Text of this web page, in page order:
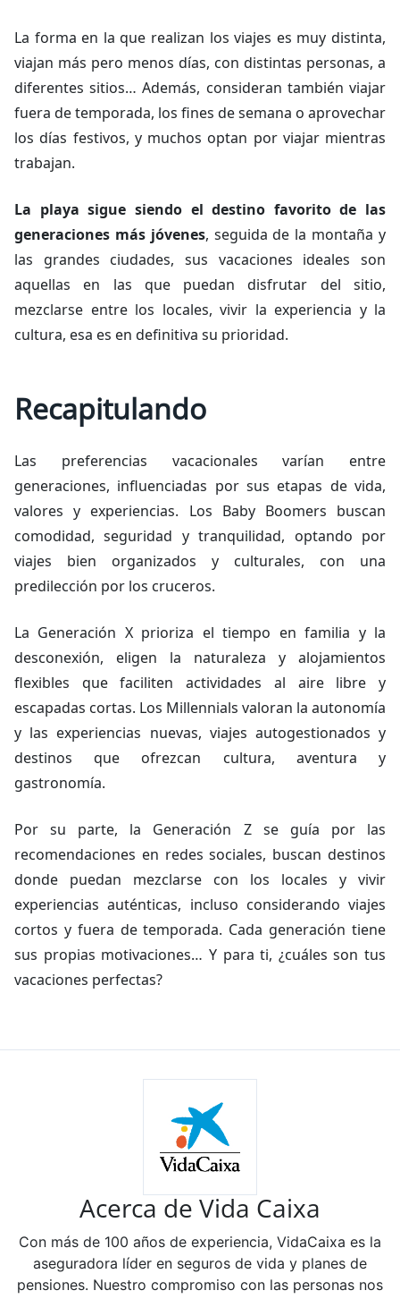
La forma en la que realizan los viajes es muy distinta,
viajan más pero menos días, con distintas personas, a
diferentes sitios… Además, consideran también viajar
fuera de temporada, los fines de semana o aprovechar
los días festivos, y muchos optan por viajar mientras
trabajan.
La playa sigue siendo el destino favorito de las
generaciones más jóvenes, seguida de la montaña y
las grandes ciudades, sus vacaciones ideales son
aquellas en las que puedan disfrutar del sitio,
mezclarse entre los locales, vivir la experiencia y la
cultura, esa es en definitiva su prioridad.
Recapitulando
Las preferencias vacacionales varían entre
generaciones, influenciadas por sus etapas de vida,
valores y experiencias. Los Baby Boomers buscan
comodidad, seguridad y tranquilidad, optando por
viajes bien organizados y culturales, con una
predilección por los cruceros.
La Generación X prioriza el tiempo en familia y la
desconexión, eligen la naturaleza y alojamientos
flexibles que faciliten actividades al aire libre y
escapadas cortas. Los Millennials valoran la autonomía
y las experiencias nuevas, viajes autogestionados y
destinos que ofrezcan cultura, aventura y
gastronomía.
Por su parte, la Generación Z se guía por las
recomendaciones en redes sociales, buscan destinos
donde puedan mezclarse con los locales y vivir
experiencias auténticas, incluso considerando viajes
cortos y fuera de temporada. Cada generación tiene
sus propias motivaciones… Y para ti, ¿cuáles son tus
vacaciones perfectas?
Acerca de Vida Caixa
Con más de 100 años de experiencia, VidaCaixa es la
aseguradora líder en seguros de vida y planes de
pensiones. Nuestro compromiso con las personas nos